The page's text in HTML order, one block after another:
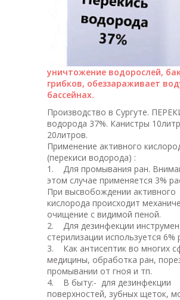
уничтожение водорослей,
грибков, обеззараживает
бассейнах.
Производство в Сургуте.
водорода 37%. Канистры
20литров.
Применение активного
(перекиси водорода) :
1. Для промывания ран.
этом случае применяется 3%
При высвобождении активного
кислорода происходит
очищение с видимой пеной.
2. Для дезинфекции
стерилизации используется 6%
3. Как антисептик во многих
медицины, обработка ран,
промывании от гноя и тп.
4. В быту:- для дезинфекции
поверхностей, зубных щеток,